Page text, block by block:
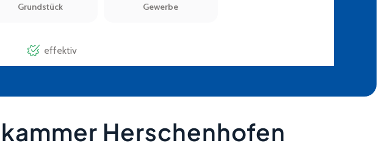
Herschenhofen